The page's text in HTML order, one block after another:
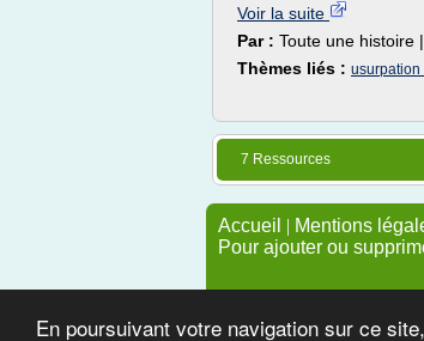
En poursuivant votre navigation sur ce
Voir la suite
Par : Toute une histoire
Thèmes liés : usurpation
7 Ressources
Accueil | Mentions
Pour ajouter ou